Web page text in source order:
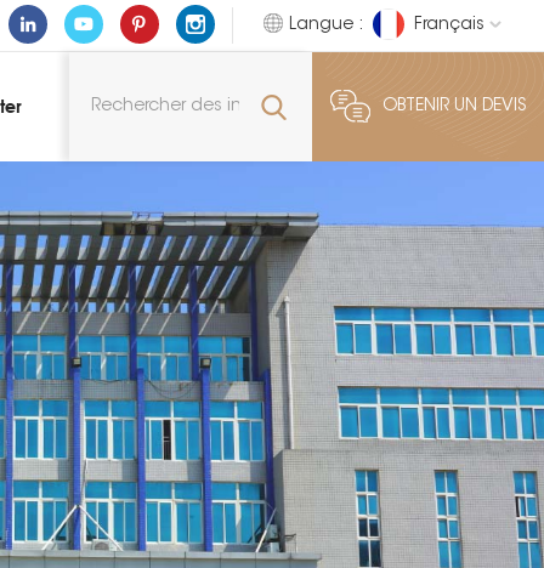
Langue : Français
OBTENIR UN DEVIS